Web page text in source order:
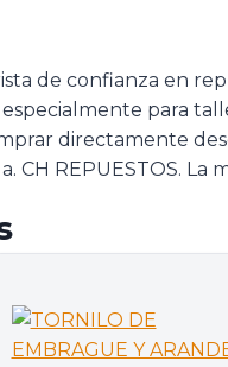
de confianza en
para
directamente
CH REPUESTOS. La